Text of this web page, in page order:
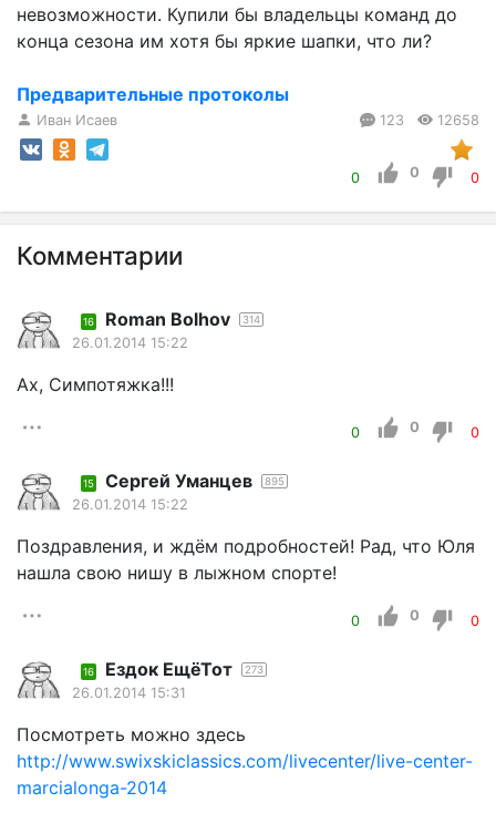
невозможности. Купили бы владельцы команд до
конца сезона им хотя бы яркие шапки, что ли?
Предварительные протоколы
Иван Исаев 123 12658
0 0 0
Комментарии
16 Roman Bolhov 314
26.01.2014 15:22
Ах, Симпотяжка!!!
0 0 0
15 Cергей Уманцев 895
26.01.2014 15:22
Поздравления, и ждём подробностей! Рад, что Юля
нашла свою нишу в лыжном спорте!
0 0 0
16 Ездок ЕщёТот 273
26.01.2014 15:31
Посмотреть можно здесь
http://www.swixskiclassics.com/livecenter/live-center-
marcialonga-2014